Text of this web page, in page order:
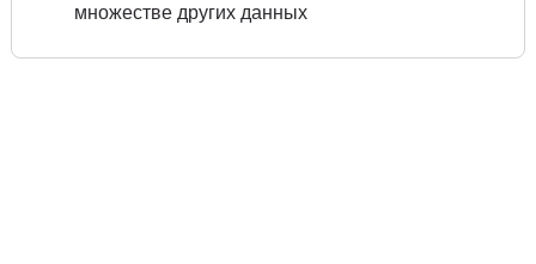
множестве других данных